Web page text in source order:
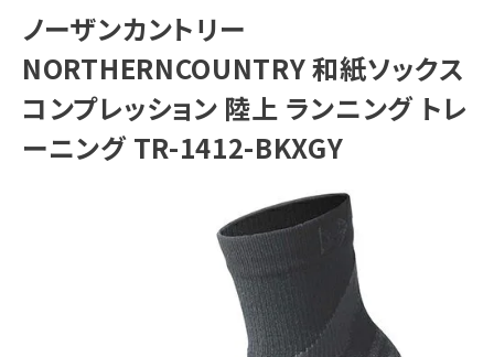
ACCOUNT MENU
ようこそ ゲスト 様
meeting_room ログイン person 会員登録
スポーツから選ぶ
ノーザンカントリー
NORTHERNCOUNTRY 和紙ソックス
コンプレッション 陸上 ランニング トレ
ーニング TR-1412-BKXGY